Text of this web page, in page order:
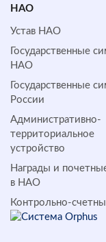
НАО
Устав НАО
Государственные
НАО
Государственные
России
Административно-
территориальное
устройство
Награды и
в НАО
Контрольно-